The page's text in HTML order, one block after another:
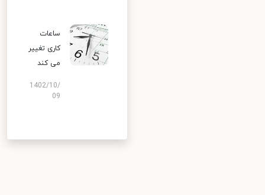
ساعات
کاری تغییر
می‌ کند
1402/10/
09